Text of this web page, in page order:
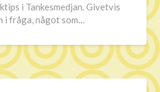
i Tankesmedjan. Givetvis
i fråga, något som…